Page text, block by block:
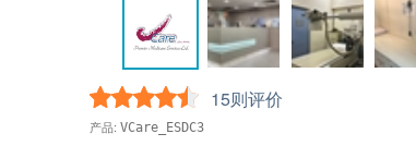
15则评价
产品: VCare_ESDC3